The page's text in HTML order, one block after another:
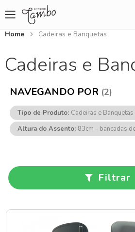
Home Cadeiras e Banquetas
Cadeiras e
Filtrar
NAVEGANDO POR
Tipo de Produto Cadeiras e Banquetas
Altura do Assento 83cm - bancadas